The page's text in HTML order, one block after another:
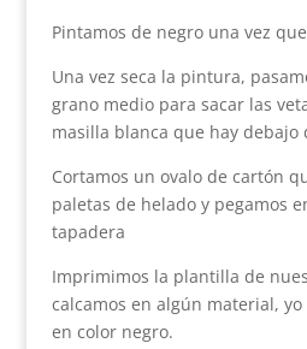
Pintamos de negro una vez
Una vez seca la pintura,
grano medio para sacar las
masilla blanca que hay debajo
Cortamos un ovalo de cartón
paletas de helado y pegamos
tapadera
Imprimimos la plantilla de
calcamos en algún material,
en color negro.